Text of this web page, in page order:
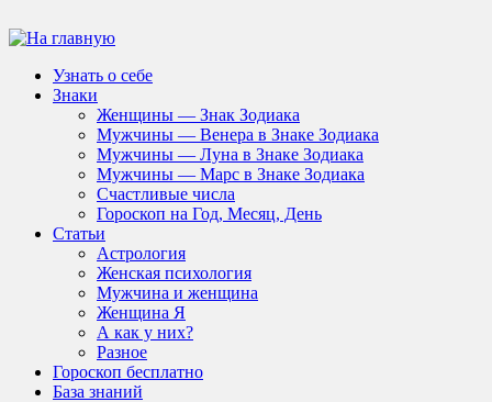
Узнать о себе
Знаки
Женщины — Знак Зодиака
Мужчины — Венера в Знаке Зодиака
Мужчины — Луна в Знаке Зодиака
Мужчины — Марс в Знаке Зодиака
Счастливые числа
Гороскоп на Год, Месяц, День
Статьи
Астрология
Женская психология
Мужчина и женщина
Женщина Я
А как у них?
Разное
Гороскоп бесплатно
База знаний